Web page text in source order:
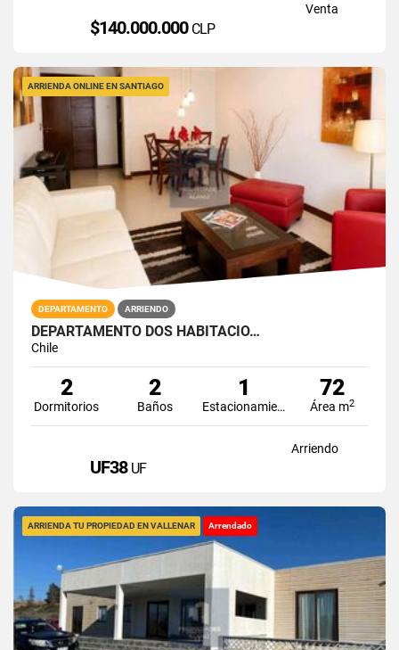
Venta
$140.000.000 CLP
ARRIENDA ONLINE EN SANTIAGO
DEPARTAMENTO ARRIENDO
DEPARTAMENTO DOS HABITACIO…
Chile
2
Dormitorios
2
Baños
1
Estacionamiento
72
Área m2
Arriendo
UF38 UF
ARRIENDA TU PROPIEDAD EN VALLENAR Arrendado